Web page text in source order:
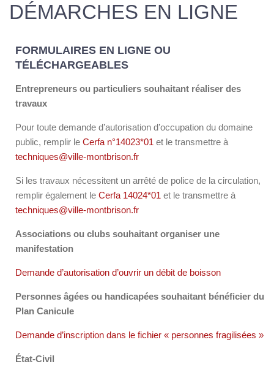
DÉMARCHES EN LIGNE
FORMULAIRES EN LIGNE OU
TÉLÉCHARGEABLES
Entrepreneurs ou particuliers souhaitant réaliser des
travaux
Pour toute demande d’autorisation d’occupation du domaine
public, remplir le Cerfa n°14023*01 et le transmettre à
techniques@ville-montbrison.fr
Si les travaux nécessitent un arrêté de police de la circulation,
remplir également le Cerfa 14024*01 et le transmettre à
techniques@ville-montbrison.fr
Associations ou clubs souhaitant organiser une
manifestation
Demande d’autorisation d’ouvrir un débit de boisson
Personnes âgées ou handicapées souhaitant bénéficier du
Plan Canicule
Demande d’inscription dans le fichier « personnes fragilisées »
État-Civil